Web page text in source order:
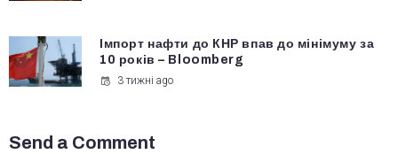
Імпорт нафти до КНР впав до мінімуму за
10 років – Bloomberg
3 тижні ago
Send a Comment